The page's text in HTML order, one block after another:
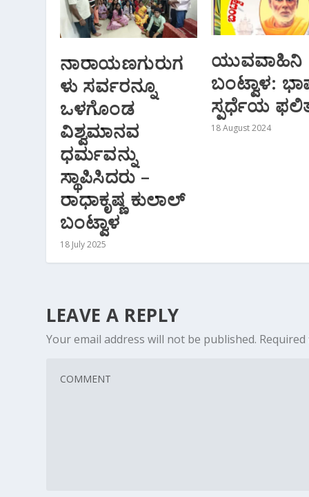
ನಾರಾಯಣಗುರುಗ
ಳು ಸರ್ವರನ್ನೂ
ಒಳಗೊಂಡ
ವಿಶ್ವಮಾನವ
ಧರ್ಮವನ್ನು
ಸ್ಥಾಪಿಸಿದರು –
ರಾಧಾಕೃಷ್ಣ ಕುಲಾಲ್
ಬಂಟ್ವಾಳ
18 July 2025
ಯುವವಾಹಿನಿ
ಬಂಟ್ವಾಳ:
ಸ್ಪರ್ಧೆಯ
18 August 2024
LEAVE A REPLY
Your email address will not be published.